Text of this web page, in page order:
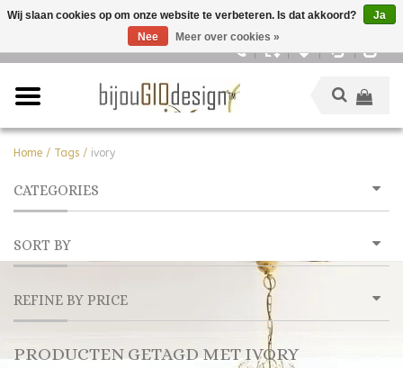
Home / Tags / ivory
CATEGORIES
SORT BY
REFINE BY PRICE
PRODUCTEN GETAGD MET IVORY
Wij slaan cookies op om onze website te verbeteren. Is dat akkoord?
Ja
Nee
Meer over cookies »